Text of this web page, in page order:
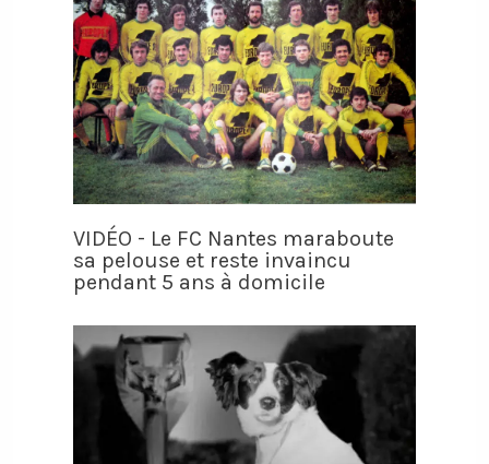
VIDÉO - Le FC Nantes maraboute
sa pelouse et reste invaincu
pendant 5 ans à domicile